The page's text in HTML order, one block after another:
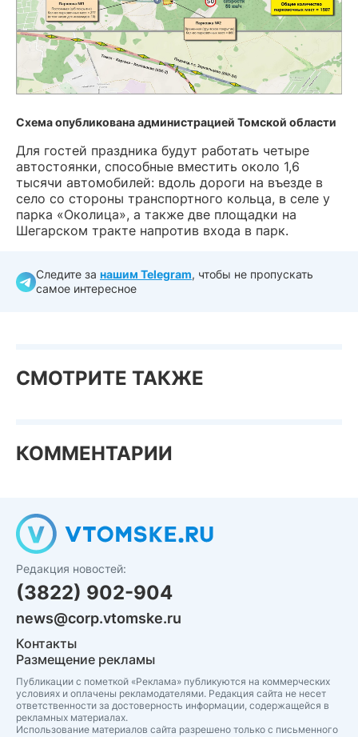
Схема опубликована администрацией Томской области
Для гостей праздника будут работать четыре
автостоянки, способные вместить около 1,6
тысячи автомобилей: вдоль дороги на въезде в
село со стороны транспортного кольца, в селе у
парка «Околица», а также две площадки на
Шегарском тракте напротив входа в парк.
Следите за нашим Telegram, чтобы не пропускать
самое интересное
СМОТРИТЕ ТАКЖЕ
КОММЕНТАРИИ
Редакция новостей:
(3822) 902-904
news@corp.vtomske.ru
Контакты
Размещение рекламы
Публикации с пометкой «Реклама» публикуются на коммерческих
условиях и оплачены рекламодателями. Редакция сайта не несет
ответственности за достоверность информации, содержащейся в
рекламных материалах.
Использование материалов сайта разрешено только с письменного